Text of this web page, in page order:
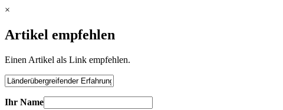
×
Artikel empfehlen
Einen Artikel als Link empfehlen.
Ihr Name